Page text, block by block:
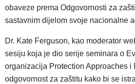
obaveze prema Odgovornosti za
sastavnim dijelom svoje nacionalne
Dr. Kate Ferguson, kao moderator
sesiju koja je dio serije seminara o
organizacija Protection Approaches i
odgovornost za zaštitu kako bi se